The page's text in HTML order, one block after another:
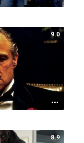
9.0
8.9